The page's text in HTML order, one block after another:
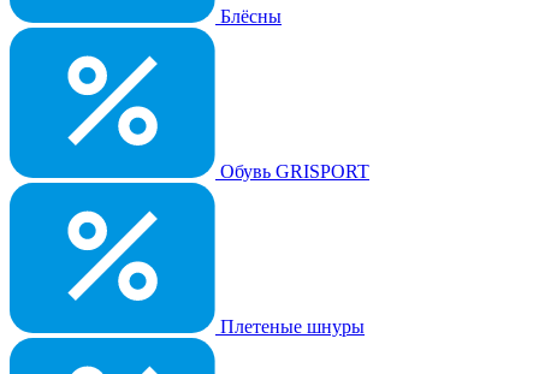
Блёсны
Обувь GRISPORT
Плетеные шнуры